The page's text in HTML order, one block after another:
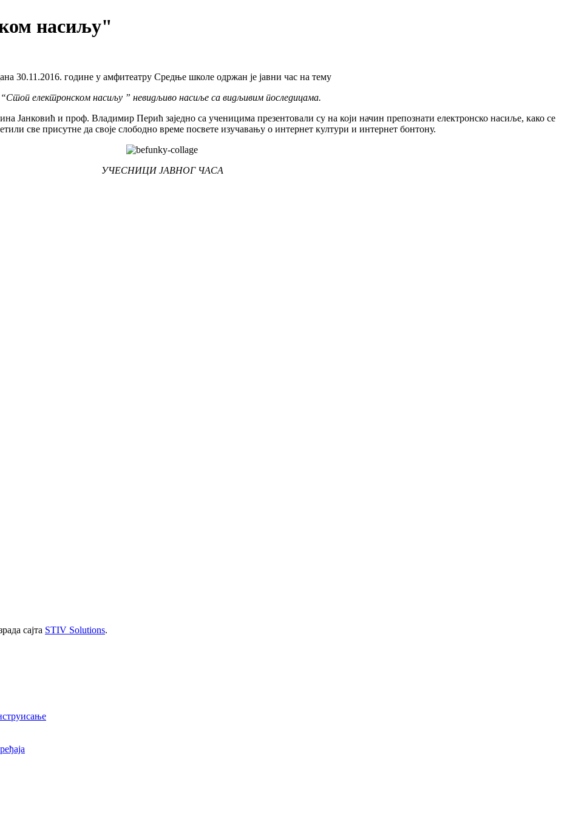
насиљу"
30.11.2016. године у амфитеатру Средње школе одржан је јавни час на тему
“Стоп електронском насиљу ” невидљиво насиље са видљивим последицама.
Јанковић и проф. Владимир Перић заједно са ученицима презентовали су на који начин препознати електронско насиље, како се
све присутне да своје слободно време посвете изучавању о интернет култури и интернет бонтону.
УЧЕСНИЦИ ЈАВНОГ ЧАСА
сајта STIV Solutions.